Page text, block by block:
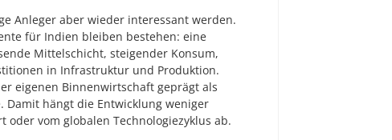
Anleger aber wieder interessant werden.
für Indien bleiben bestehen: eine
Mittelschicht, steigender Konsum,
in Infrastruktur und Produktion.
eigenen Binnenwirtschaft geprägt als
Damit hängt die Entwicklung weniger
oder vom globalen Technologiezyklus ab.